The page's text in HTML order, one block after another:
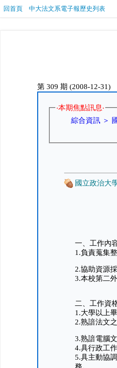
回首頁 中大法文系電子報歷史列表